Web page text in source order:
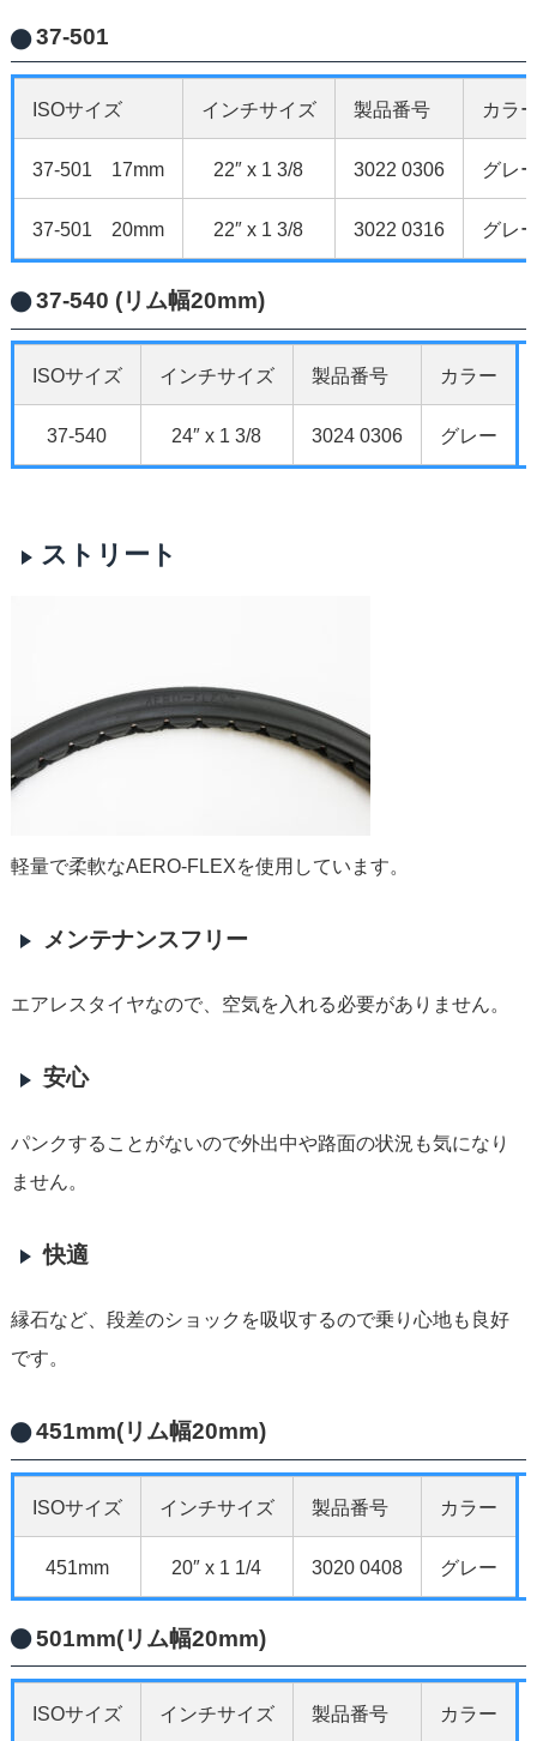
37-501
ISOサイズ インチサイズ 製品番号 カラ
37-501 17mm 22″ x 1 3/8 3022 0306 グレ
37-501 20mm 22″ x 1 3/8 3022 0316 グレ
37-540 (リム幅20mm)
ISOサイズ インチサイズ 製品番号 カラー
37-540 24″ x 1 3/8 3024 0306 グレー
ストリート
軽量で柔軟なAERO-FLEXを使用しています。
メンテナンスフリー
エアレスタイヤなので、空気を入れる必要がありません。
安心
パンクすることがないので外出中や路面の状況も気になり
ません。
快適
縁石など、段差のショックを吸収するので乗り心地も良好
です。
451mm(リム幅20mm)
ISOサイズ インチサイズ 製品番号 カラー
451mm 20″ x 1 1/4 3020 0408 グレー
501mm(リム幅20mm)
ISOサイズ インチサイズ 製品番号 カラー